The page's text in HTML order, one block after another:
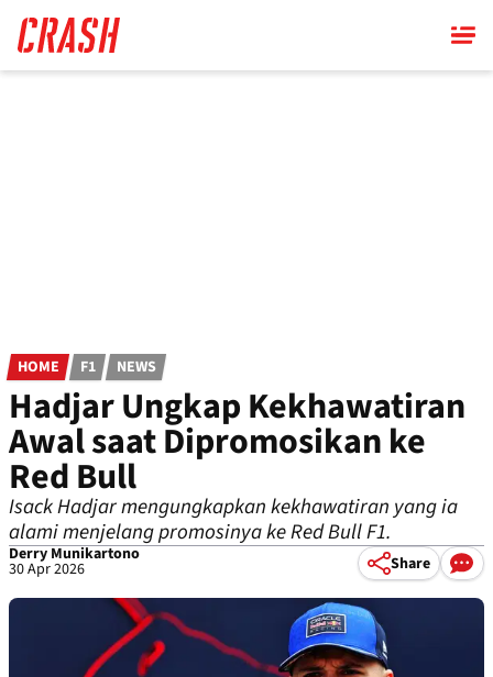
main
content
HOME F1 NEWS
Hadjar Ungkap Kekhawatiran
Awal saat Dipromosikan ke
Red Bull
Isack Hadjar mengungkapkan kekhawatiran yang ia
alami menjelang promosinya ke Red Bull F1.
Derry Munikartono
30 Apr 2026 Share